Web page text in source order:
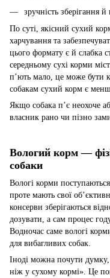
зручність зберігання й
По суті, якісний сухий
харчування та
цього формату є й слабка
середньому сухі корми
п’ють мало, це може бути
собакам сухий корм є
Якщо собака п’є неохоче
власник рано чи пізно
Вологий корм —
собаки
Вологі корми
проте мають свої
консерви зберігаються
дозувати, а сам процес
Водночас саме вологі
для вибагливих собак.
Іноді можна почути
ніж у сухому кормі». Це